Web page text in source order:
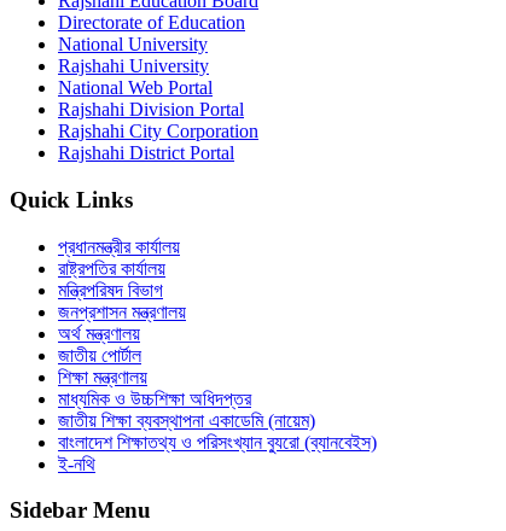
Directorate of Education
National University
Rajshahi University
National Web Portal
Rajshahi Division Portal
Rajshahi City Corporation
Rajshahi District Portal
Quick Links
প্রধানমন্ত্রীর কার্যালয়
রাষ্ট্রপতির কার্যালয়
মন্ত্রিপরিষদ বিভাগ
জনপ্রশাসন মন্ত্রণালয়
অর্থ মন্ত্রণালয়
জাতীয় পোর্টাল
শিক্ষা মন্ত্রণালয়
মাধ্যমিক ও উচ্চশিক্ষা অধিদপ্তর
জাতীয় শিক্ষা ব্যবস্থাপনা একাডেমি (নায়েম)
বাংলাদেশ শিক্ষাতথ্য ও পরিসংখ্যান ব্যুরো (ব্যানবেইস)
ই-নথি
Sidebar Menu